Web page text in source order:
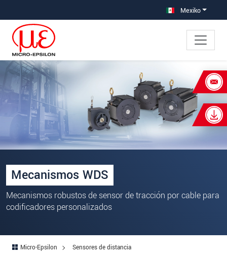
Saltar directamente a la navegación principal Mexiko
Mecanismos WDS
Mecanismos robustos de sensor de tracción por cable para
codificadores personalizados
Micro-Epsilon
Sensores de distancia
×
Your request for: Mecanismos
Title *
First name*
Last name*
Company
*
Address
Zip code